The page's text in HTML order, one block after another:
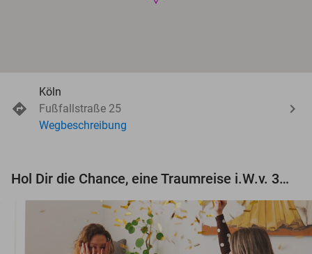
Köln
Fußfallstraße 25
Wegbeschreibung
Hol Dir die Chance, eine Traumreise i.W.v. 3.000 € zu gewinnen!